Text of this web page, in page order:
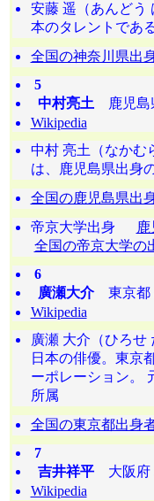
安藤 遥（あんどう
本のタレントである
全国の神奈川県出
5
中村亮土 鹿児島
Wikipedia
中村 亮土（なかむ
は、鹿児島県出身
全国の鹿児島県出
帝京大学出身
全国の帝京大学の
6
廣瀬大介東京都
Wikipedia
廣瀬 大介（ひろせ
日本の俳優。東京
ーポレーション。
所属
全国の東京都出身
7
吉井祥平大阪府
Wikipedia